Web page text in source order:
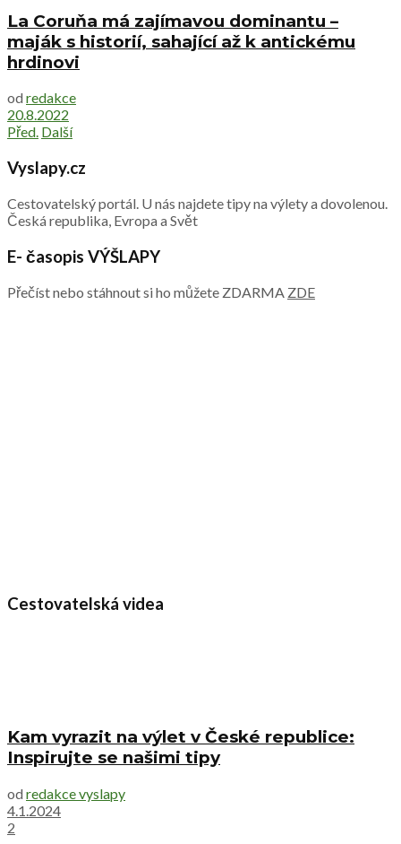
La Coruňa má zajímavou dominantu –
maják s historií, sahající až k antickému
hrdinovi
od redakce
20.8.2022
Před. Další
Vyslapy.cz
Cestovatelský portál. U nás najdete tipy na výlety a dovolenou.
Česká republika, Evropa a Svět
E- časopis VÝŠLAPY
Přečíst nebo stáhnout si ho můžete ZDARMA ZDE
Cestovatelská videa
Kam vyrazit na výlet v České republice:
Inspirujte se našimi tipy
od redakce vyslapy
4.1.2024
2